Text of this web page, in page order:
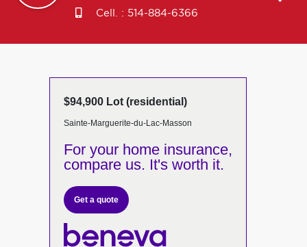
Cell. : 514-884-6366
$94,900 Lot (residential)
Sainte-Marguerite-du-Lac-Masson
For your home insurance,
compare us. It's worth it.
Get a quote